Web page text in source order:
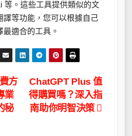
等。這些工具提供類似的文
譯等功能，您可以根據自己
適合的工具。
ChatGPT Plus 值
得購買嗎？深入指
南助你明智決策
方
業
秘